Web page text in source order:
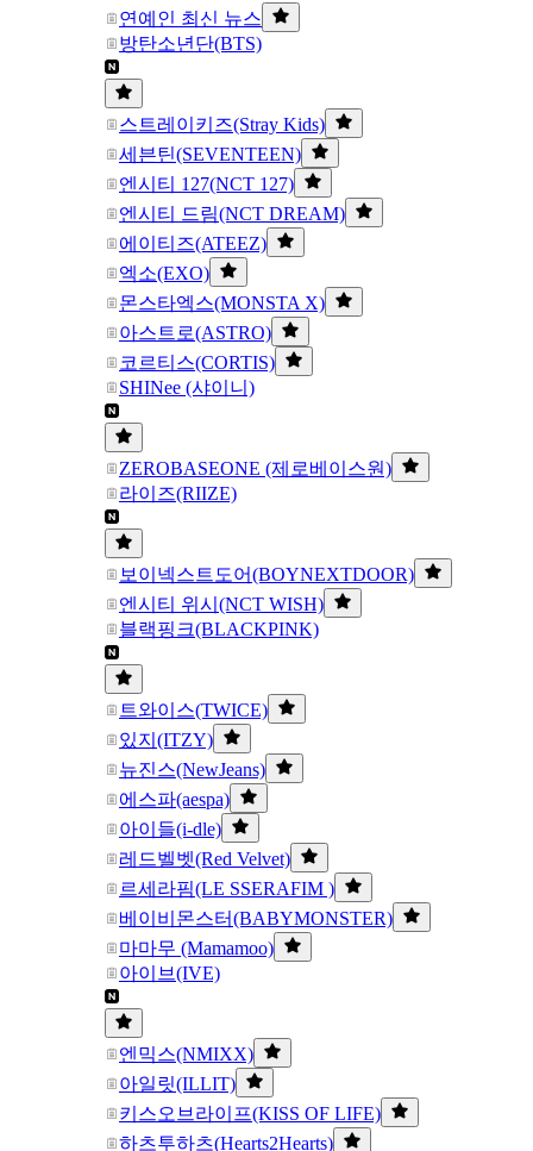
연예인 최신 뉴스
방탄소년단(BTS)
스트레이키즈(Stray Kids)
세븐틴(SEVENTEEN)
엔시티 127(NCT 127)
엔시티 드림(NCT DREAM)
에이티즈(ATEEZ)
엑소(EXO)
몬스타엑스(MONSTA X)
아스트로(ASTRO)
코르티스(CORTIS)
SHINee (샤이니)
ZEROBASEONE (제로베이스원)
라이즈(RIIZE)
보이넥스트도어(BOYNEXTDOOR)
엔시티 위시(NCT WISH)
블랙핑크(BLACKPINK)
트와이스(TWICE)
있지(ITZY)
뉴진스(NewJeans)
에스파(aespa)
아이들(i-dle)
레드벨벳(Red Velvet)
르세라핌(LE SSERAFIM )
베이비몬스터(BABYMONSTER)
마마무 (Mamamoo)
아이브(IVE)
엔믹스(NMIXX)
아일릿(ILLIT)
키스오브라이프(KISS OF LIFE)
하츠투하츠(Hearts2Hearts)